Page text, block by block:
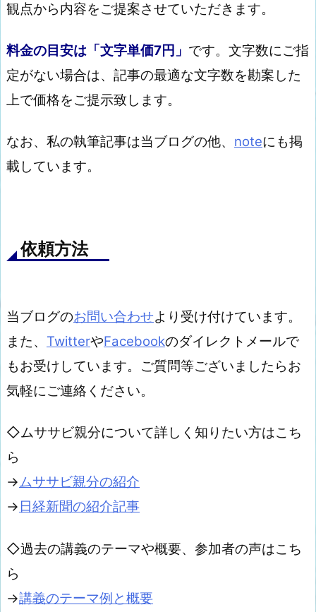
観点から内容をご提案させていただきます。
料金の目安は「文字単価7円」 です。文字数にご指
定がない場合は、記事の最適な文字数を勘案した
上で価格をご提示致します。
なお、私の執筆記事は当ブログの他、 noteにも掲
載しています。
依頼方法
当ブログのお問い合わせより受け付けています。
また、 TwitterやFacebookのダイレクトメールで
もお受けしています。ご質問等ございましたらお
気軽にご連絡ください。
◇ムササビ親分について詳しく知りたい方はこち
ら
→ムササビ親分の紹介
→ 日経新聞の紹介記事
◇過去の講義のテーマや概要、参加者の声はこち
ら
→講義のテーマ例と概要